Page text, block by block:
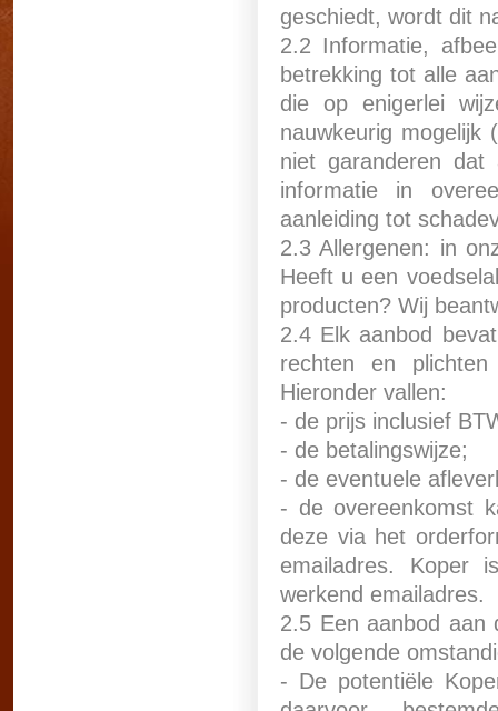
geschiedt, wordt dit
2.2 Informatie,
betrekking tot alle
die op enigerlei
nauwkeurig mogelijk
niet garanderen dat
informatie in
aanleiding tot
2.3 Allergenen: in
Heeft u een
producten? Wij
2.4 Elk aanbod
rechten en
Hieronder vallen:
- de prijs inclusief
- de betalingswijze;
- de eventuele
- de overeenkomst
deze via het
emailadres. Koper
werkend emailadres.
2.5 Een aanbod aan
de volgende
- De potentiële